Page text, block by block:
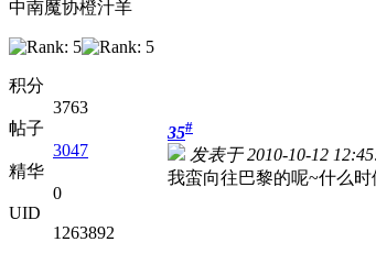
中南魔协橙汁羊
积分
3763
帖子
3047
精华
0
UID
1263892
35#
发表于 2010-10-12
我蛮向往巴黎的呢~什么